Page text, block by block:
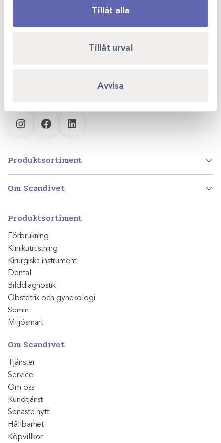
Tillåt alla
Tillåt urval
Avvisa
InstagramFacebookLinkedIn
Produktsortiment
Om Scandivet
Produktsortiment
Förbrukning
Klinikutrustning
Kirurgiska instrument
Dental
Bilddiagnostik
Obstetrik och gynekologi
Semin
Miljösmart
Om Scandivet
Tjänster
Service
Om oss
Kundtjänst
Senaste nytt
Hållbarhet
Köpvillkor